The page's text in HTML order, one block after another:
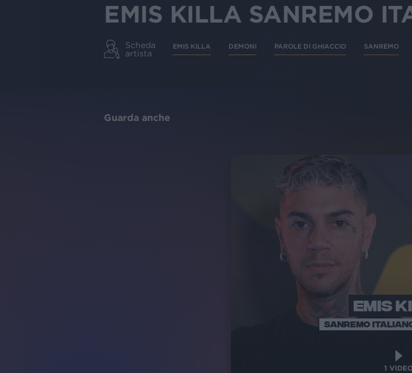
EMIS KILLA SANREMO
Scheda
artista
EMIS KILLA DEMONI PAROLE DI GHIACCIO SANREMO
Guarda anche
EMIS
SANREMO
1